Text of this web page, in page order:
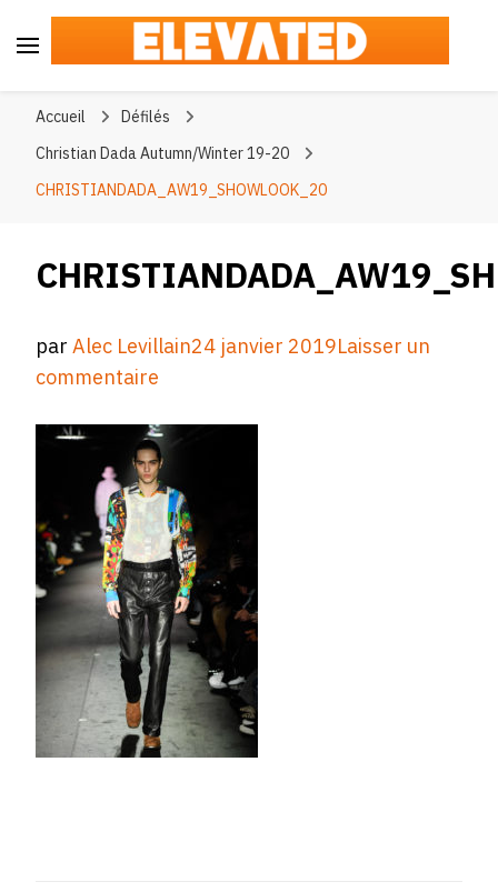
Accueil
Défilés
Christian Dada Autumn/Winter 19-20
CHRISTIANDADA_AW19_SHOWLOOK_20
parAlec Levillain24 janvier 2019Laisser un
commentaire